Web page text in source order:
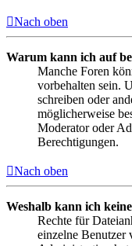
Nach oben
Warum kann ich auf
Manche Foren
vorbehalten sein.
schreiben oder
möglicherweise
Moderator oder
Berechtigungen.
Nach oben
Weshalb kann ich
Rechte für
einzelne Benutzer